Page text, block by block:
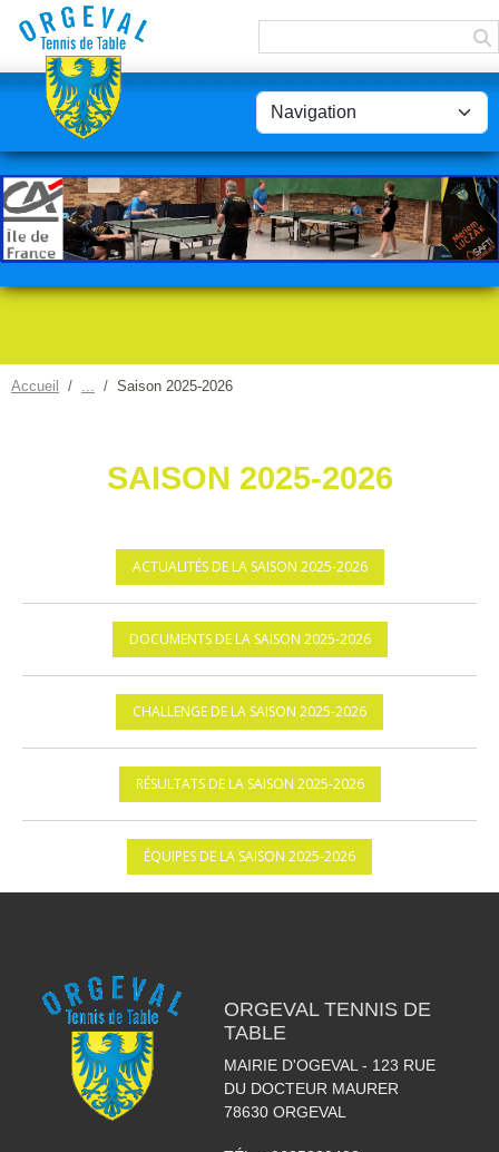
Accueil Saison 2025-2026
SAISON 2025-2026
ACTUALITÉS DE LA SAISON 2025-2026
DOCUMENTS DE LA SAISON 2025-2026
CHALLENGE DE LA SAISON 2025-2026
RÉSULTATS DE LA SAISON 2025-2026
ÉQUIPES DE LA SAISON 2025-2026
ORGEVAL TENNIS DE
TABLE
MAIRIE D'OGEVAL - 123 RUE
DU DOCTEUR MAURER
78630 ORGEVAL
Panneau de gestion des cookies